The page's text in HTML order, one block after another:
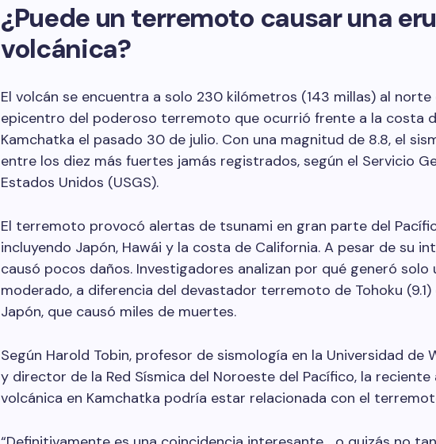
¿Puede un terremoto causar una
volcánica?
El volcán se encuentra a solo 230 kilómetros (143 millas) al norte
epicentro del poderoso terremoto que ocurrió frente a la costa
Kamchatka el pasado 30 de julio. Con una magnitud de 8.8, el
entre los diez más fuertes jamás registrados, según el Servicio
Estados Unidos (USGS).
El terremoto provocó alertas de tsunami en gran parte del
incluyendo Japón, Hawái y la costa de California. A pesar de su
causó pocos daños. Investigadores analizan por qué generó solo
moderado, a diferencia del devastador terremoto de Tohoku (9.1)
Japón, que causó miles de muertes.
Según Harold Tobin, profesor de sismología en la Universidad de
y director de la Red Sísmica del Noroeste del Pacífico, la
volcánica en Kamchatka podría estar relacionada con el